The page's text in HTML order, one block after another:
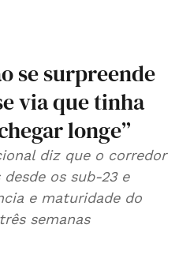
se surpreende
via que tinha
longe”
diz que o corredor
os sub-23 e
e maturidade do
semanas